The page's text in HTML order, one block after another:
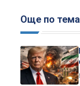
Още по